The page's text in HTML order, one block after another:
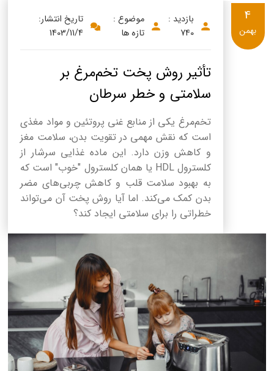
بازدید :
740
موضوع :
تازه ها
تاریخ انتشار:
1403/11/4
تأثیر روش پخت تخم‌مرغ بر
سلامتی و خطر سرطان
تخم‌مرغ یکی از منابع غنی پروتئین و مواد مغذی
است که نقش مهمی در تقویت بدن، سلامت مغز
و کاهش وزن دارد. این ماده غذایی سرشار از
کلسترول HDL یا همان کلسترول "خوب" است که
به بهبود سلامت قلب و کاهش چربی‌های مضر
بدن کمک می‌کند. اما آیا روش پخت آن می‌تواند
خطراتی را برای سلامتی ایجاد کند؟
4
بهمن